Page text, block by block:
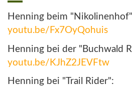
Henning beim
youtu.be/Fx7OyQohuis
Henning bei der "Buchwald
youtu.be/KJhZ2JEVFtw
Henning bei "Trail Rider":